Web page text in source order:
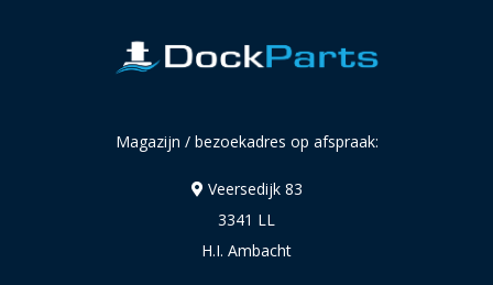
Magazijn / bezoekadres op afspraak:
Veersedijk 83
3341 LL
H.I. Ambacht